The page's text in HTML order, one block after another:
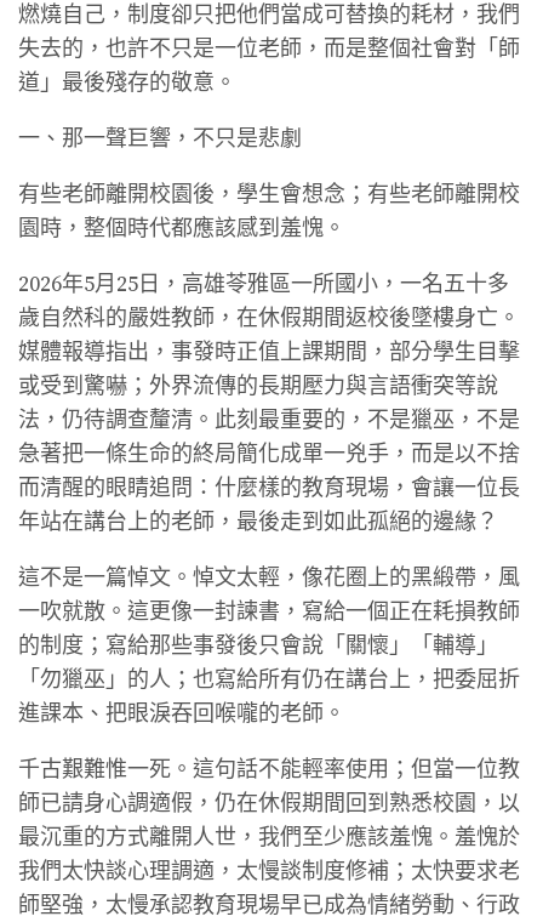
燃燒自己，制度卻只把他們當成可替換的耗材，我們
失去的，也許不只是一位老師，而是整個社會對「師
道」最後殘存的敬意。
一、那一聲巨響，不只是悲劇
有些老師離開校園後，學生會想念；有些老師離開校
園時，整個時代都應該感到羞愧。
2026年5月25日，高雄苓雅區一所國小，一名五十多
歲自然科的嚴姓教師，在休假期間返校後墜樓身亡。
媒體報導指出，事發時正值上課期間，部分學生目擊
或受到驚嚇；外界流傳的長期壓力與言語衝突等說
法，仍待調查釐清。此刻最重要的，不是獵巫，不是
急著把一條生命的終局簡化成單一兇手，而是以不捨
而清醒的眼睛追問：什麼樣的教育現場，會讓一位長
年站在講台上的老師，最後走到如此孤絕的邊緣？
這不是一篇悼文。悼文太輕，像花圈上的黑緞帶，風
一吹就散。這更像一封諫書，寫給一個正在耗損教師
的制度；寫給那些事發後只會說「關懷」「輔導」
「勿獵巫」的人；也寫給所有仍在講台上，把委屈折
進課本、把眼淚吞回喉嚨的老師。
千古艱難惟一死。這句話不能輕率使用；但當一位教
師已請身心調適假，仍在休假期間回到熟悉校園，以
最沉重的方式離開人世，我們至少應該羞愧。羞愧於
我們太快談心理調適，太慢談制度修補；太快要求老
師堅強，太慢承認教育現場早已成為情緒勞動、行政